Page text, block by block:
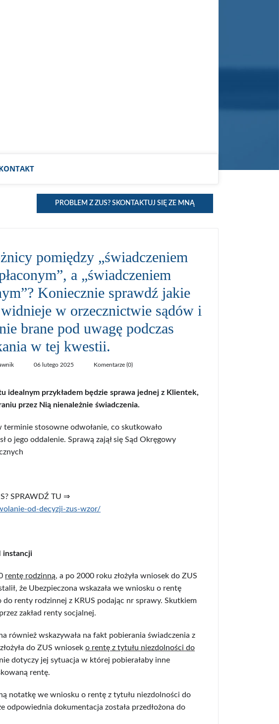
PROBLEM Z ZUS? SKONTAKTUJ SIĘ ZE MNĄ
pomiędzy „świadczeniem
a „świadczeniem
Koniecznie sprawdź jakie
w orzecznictwie sądów i
brane pod uwagę podczas
w tej kwestii.
06 lutego 2025 Komentarze (0)
idealnym przykładem będzie sprawa jednej z Klientek,
przez Nią nienależnie świadczenia.
terminie stosowne odwołanie, co skutkowało
o jego oddalenie. Sprawą zajął się Sąd Okręgowy
SPRAWDŹ TU ⇒
od-decyzji-zus-wzor/
instancji
rentę rodzinną, a po 2000 roku złożyła wniosek do ZUS
że Ubezpieczona wskazała we wniosku o rentę
renty rodzinnej z KRUS podając nr sprawy. Skutkiem
zakład renty socjalnej.
również wskazywała na fakt pobierania świadczenia z
do ZUS wniosek o rentę z tytułu niezdolności do
dotyczy jej sytuacja w której pobierałaby inne
rentę.
notatkę we wniosku o rentę z tytułu niezdolności do
odpowiednia dokumentacja została przedłożona do